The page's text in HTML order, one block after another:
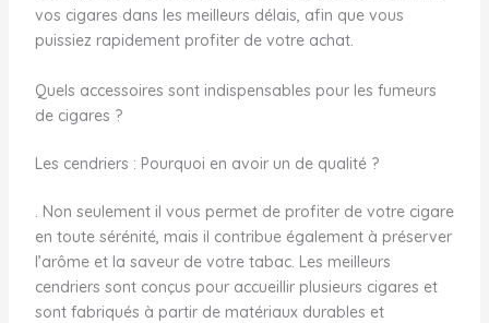
vos cigares dans les meilleurs délais, afin que vous
puissiez rapidement profiter de votre achat.
Quels accessoires sont indispensables pour les fumeurs
de cigares ?
Les cendriers : Pourquoi en avoir un de qualité ?
. Non seulement il vous permet de profiter de votre cigare
en toute sérénité, mais il contribue également à préserver
l’arôme et la saveur de votre tabac. Les meilleurs
cendriers sont conçus pour accueillir plusieurs cigares et
sont fabriqués à partir de matériaux durables et